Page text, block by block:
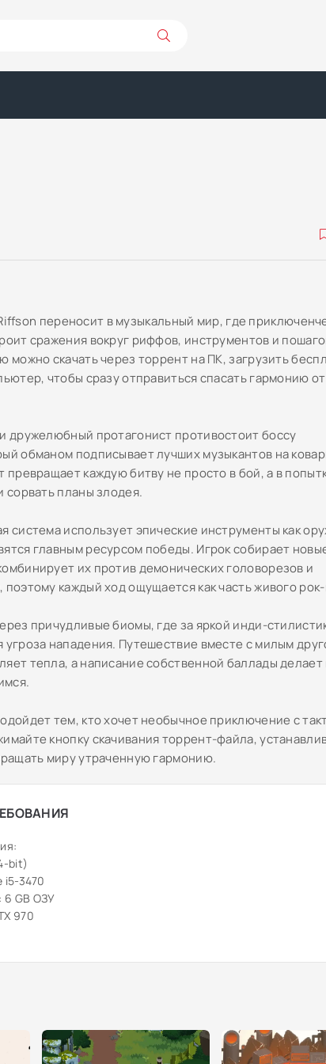
переносит в музыкальный мир, где
сражения вокруг риффов, инструментов и
можно скачать через торрент на ПК, загрузить
чтобы сразу отправиться спасать гармонию от
дружелюбный протагонист противостоит боссу
обманом подписывает лучших музыкантов на
превращает каждую битву не просто в бой, а в
сорвать планы злодея.
система использует эпические инструменты как
главным ресурсом победы. Игрок собирает
их против демонических головорезов и
каждый ход ощущается как часть живого
причудливые биомы, где за яркой инди-
угроза нападения. Путешествие вместе с милым
тепла, а написание собственной баллады делает
тем, кто хочет необычное приключение с
кнопку скачивания торрент-файла,
миру утраченную гармонию.
bit)
i5-3470
6 GB ОЗУ
970